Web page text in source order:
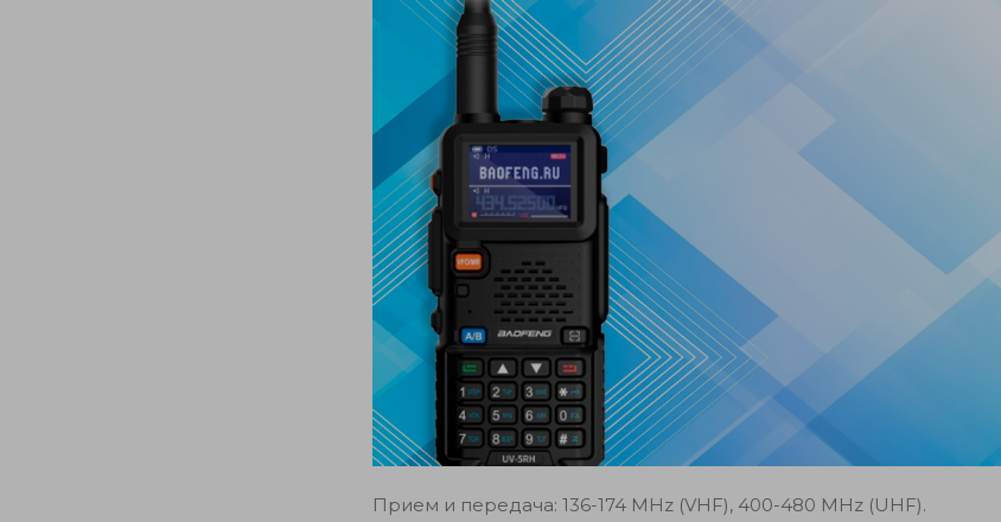
Прием и передача: 136-174 MHz (VHF), 400-480 MHz (UHF).